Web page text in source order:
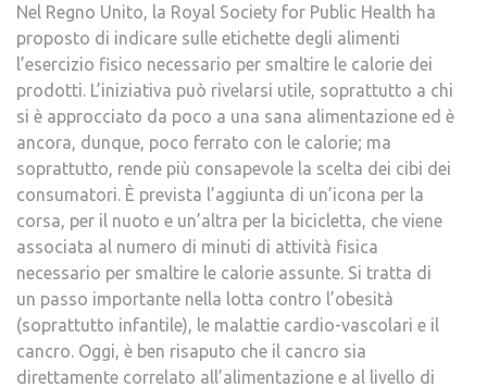
Nel Regno Unito, la Royal Society for Public Health ha
proposto di indicare sulle etichette degli alimenti
l’esercizio fisico necessario per smaltire le calorie dei
prodotti. L’iniziativa può rivelarsi utile, soprattutto a chi
si è approcciato da poco a una sana alimentazione ed è
ancora, dunque, poco ferrato con le calorie; ma
soprattutto, rende più consapevole la scelta dei cibi dei
consumatori. È prevista l’aggiunta di un’icona per la
corsa, per il nuoto e un’altra per la bicicletta, che viene
associata al numero di minuti di attività fisica
necessario per smaltire le calorie assunte. Si tratta di
un passo importante nella lotta contro l’obesità
(soprattutto infantile), le malattie cardio-vascolari e il
cancro. Oggi, è ben risaputo che il cancro sia
direttamente correlato all’alimentazione e al livello di